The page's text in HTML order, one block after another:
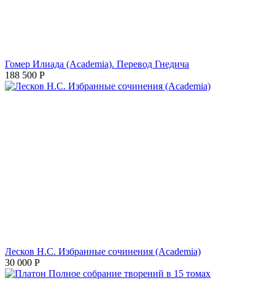
Гомер Илиада (Academia). Перевод Гнедича
188 500 Р
Лесков Н.С. Избранные сочинения (Academia)
30 000 Р